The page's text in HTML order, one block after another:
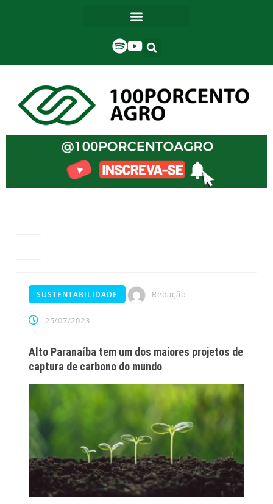
SUSTENTABILIDADE Redação
25/07/2023
Alto Paranaíba tem um dos maiores projetos de
captura de carbono do mundo